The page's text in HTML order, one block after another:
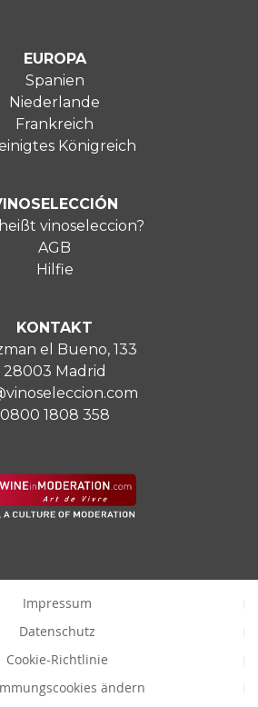
EUROPA
Spanien
Niederlande
Frankreich
Königreich
vinoseleccion?
AGB
Hilfie
KONTAKT
el Bueno, 133
28003 Madrid
0800 1808 358
Impressum
Datenschutz
Cookie-Richtlinie
ändern